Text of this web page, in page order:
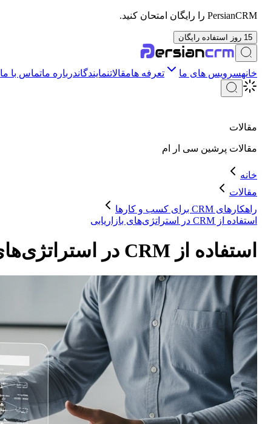
PersianCRM را رایگان امتحان کنید.
15 روز استفاده رایگان
خانهسرویس های ما تعرفه هامقالاتنمایندگاندرباره ماتماس با ما
مقالات
مقالات پرشین سی ار ام
خانه
مقالات
راهکارهای CRM برای کسب و کارها
استفاده از CRM در استراتژی‌های بازاریابی
استفاده از CRM در استراتژی‌های بازاریابی